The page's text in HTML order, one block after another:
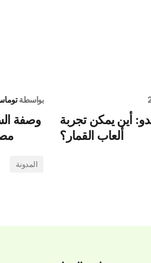
أين يمكن تجربة
ألعاب القمار؟
بواسطة
وصفة
المدونة